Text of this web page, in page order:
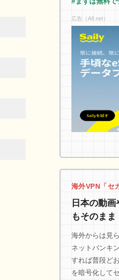
広告（A8.net）
海外VPN「セ
日本の動
もそのまま
海外からは見
ネットバンキ
すれば普段ど
を暗号化して